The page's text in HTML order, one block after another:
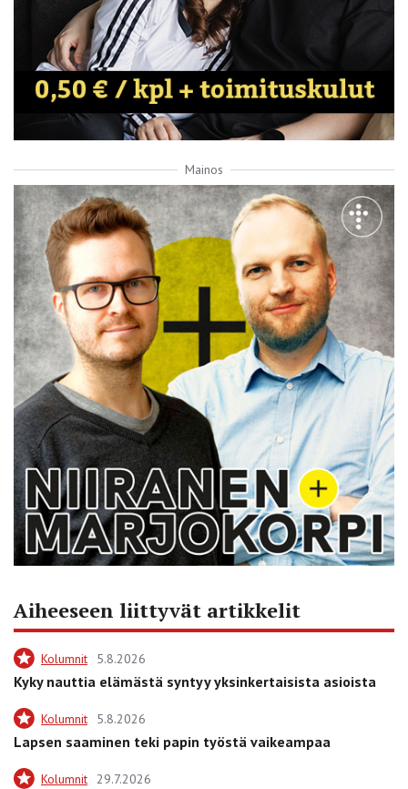
Mainos
Aiheeseen liittyvät artikkelit
Kolumnit 5.8.2026
Kyky nauttia elämästä syntyy yksinkertaisista asioista
Kolumnit 5.8.2026
Lapsen saaminen teki papin työstä vaikeampaa
Kolumnit 29.7.2026